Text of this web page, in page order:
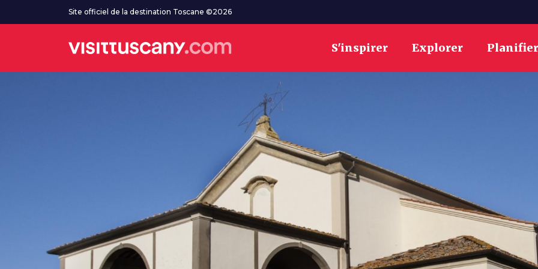
Aller au contenu principalSite officiel de la destination Toscane ©2026
S'inspirer Explorer Planifier